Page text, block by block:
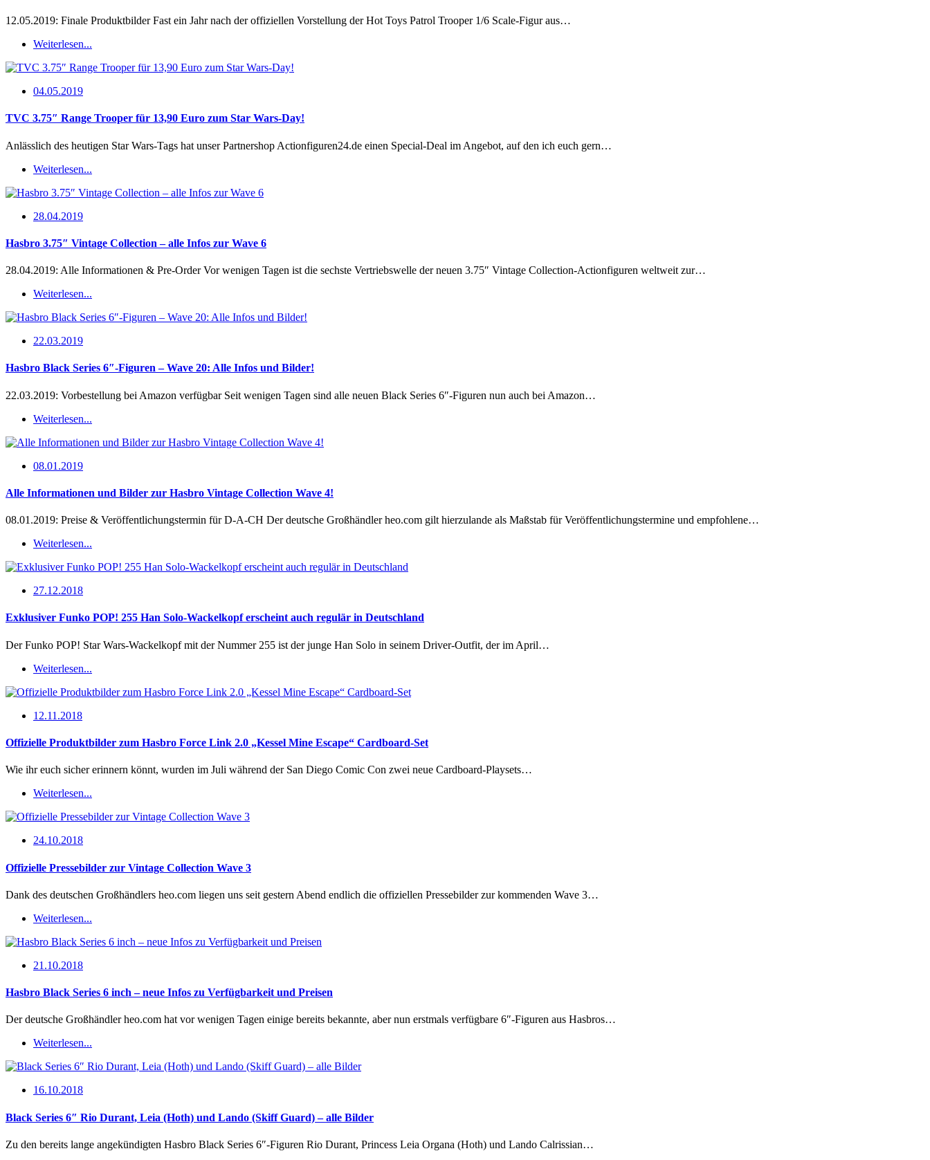
12.05.2019: Finale Produktbilder Fast ein Jahr nach der offiziellen Vorstellung der Hot Toys Patrol Trooper 1/6 Scale-Figur aus…
Weiterlesen...
04.05.2019
TVC 3.75″ Range Trooper für 13,90 Euro zum Star Wars-Day!
Anlässlich des heutigen Star Wars-Tags hat unser Partnershop Actionfiguren24.de einen Special-Deal im Angebot, auf den ich euch gern…
Weiterlesen...
28.04.2019
Hasbro 3.75″ Vintage Collection – alle Infos zur Wave 6
28.04.2019: Alle Informationen & Pre-Order Vor wenigen Tagen ist die sechste Vertriebswelle der neuen 3.75″ Vintage Collection-Actionfiguren weltweit zur…
Weiterlesen...
22.03.2019
Hasbro Black Series 6″-Figuren – Wave 20: Alle Infos und Bilder!
22.03.2019: Vorbestellung bei Amazon verfügbar Seit wenigen Tagen sind alle neuen Black Series 6″-Figuren nun auch bei Amazon…
Weiterlesen...
08.01.2019
Alle Informationen und Bilder zur Hasbro Vintage Collection Wave 4!
08.01.2019: Preise & Veröffentlichungstermin für D-A-CH Der deutsche Großhändler heo.com gilt hierzulande als Maßstab für Veröffentlichungstermine und empfohlene…
Weiterlesen...
27.12.2018
Exklusiver Funko POP! 255 Han Solo-Wackelkopf erscheint auch regulär in Deutschland
Der Funko POP! Star Wars-Wackelkopf mit der Nummer 255 ist der junge Han Solo in seinem Driver-Outfit, der im April…
Weiterlesen...
12.11.2018
Offizielle Produktbilder zum Hasbro Force Link 2.0 „Kessel Mine Escape“ Cardboard-Set
Wie ihr euch sicher erinnern könnt, wurden im Juli während der San Diego Comic Con zwei neue Cardboard-Playsets…
Weiterlesen...
24.10.2018
Offizielle Pressebilder zur Vintage Collection Wave 3
Dank des deutschen Großhändlers heo.com liegen uns seit gestern Abend endlich die offiziellen Pressebilder zur kommenden Wave 3…
Weiterlesen...
21.10.2018
Hasbro Black Series 6 inch – neue Infos zu Verfügbarkeit und Preisen
Der deutsche Großhändler heo.com hat vor wenigen Tagen einige bereits bekannte, aber nun erstmals verfügbare 6″-Figuren aus Hasbros…
Weiterlesen...
16.10.2018
Black Series 6″ Rio Durant, Leia (Hoth) und Lando (Skiff Guard) – alle Bilder
Zu den bereits lange angekündigten Hasbro Black Series 6″-Figuren Rio Durant, Princess Leia Organa (Hoth) und Lando Calrissian…